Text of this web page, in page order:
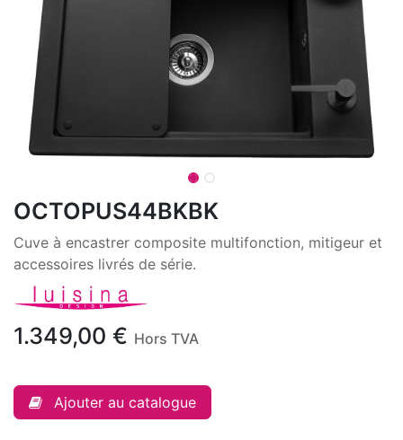
OCTOPUS44BKBK
Cuve à encastrer composite multifonction, mitigeur et
accessoires livrés de série.
1.349,00 € Hors TVA
Ajouter au catalogue